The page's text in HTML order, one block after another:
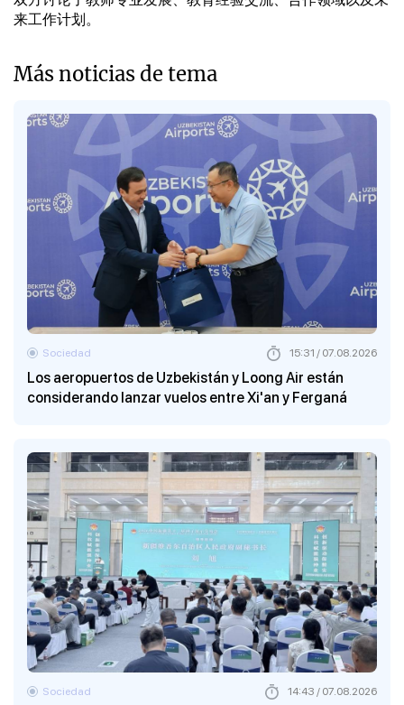
来工作计划。
Más noticias de tema
Los aeropuertos de Uzbekistán y Loong Air están
considerando lanzar vuelos entre Xi'an y Ferganá
Sociedad 15:31 / 07.08.2026
Sociedad 14:43 / 07.08.2026